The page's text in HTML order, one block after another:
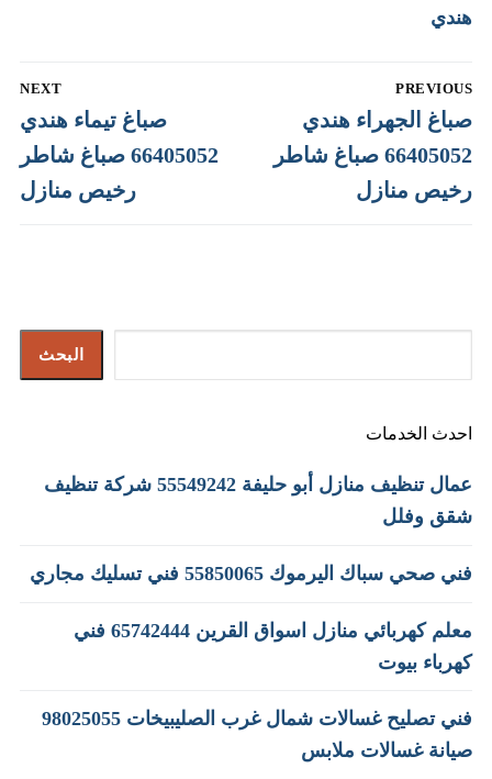
هندي
تصفّح
المقالات
PREVIOUS
Previous
post:
صباغ الجهراء هندي
66405052 صباغ شاطر
رخيص منازل
NEXT
Next
post:
صباغ تيماء هندي
66405052 صباغ شاطر
رخيص منازل
البحث
احدث الخدمات
عمال تنظيف منازل أبو حليفة 55549242 شركة تنظيف
شقق وفلل
فني صحي سباك اليرموك 55850065 فني تسليك مجاري
معلم كهربائي منازل اسواق القرين 65742444 فني
كهرباء بيوت
فني تصليح غسالات شمال غرب الصليبيخات 98025055
صيانة غسالات ملابس